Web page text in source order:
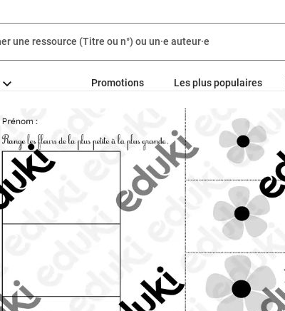
Promotions Les plus populaires